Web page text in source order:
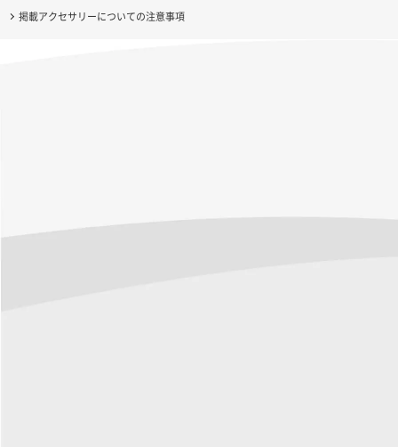
掲載アクセサリーについての注意事項